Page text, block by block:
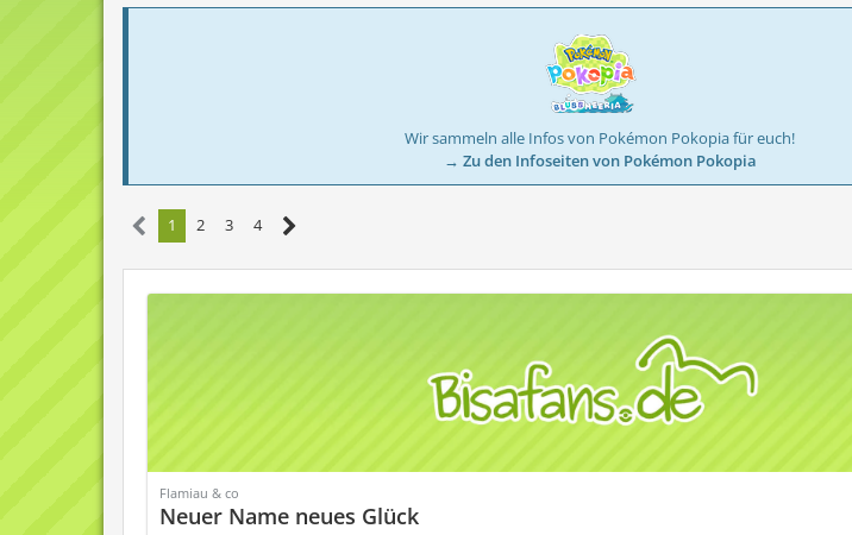
Wir sammeln alle Infos von Pokémon Pokopia für euch!
→ Zu den Infoseiten von Pokémon Pokopia
1 2 3 4
Flamiau & co
Neuer Name neues Glück